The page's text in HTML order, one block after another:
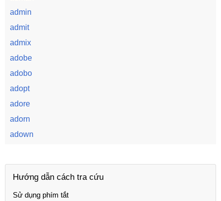
admin
admit
admix
adobe
adobo
adopt
adore
adorn
adown
Hướng dẫn cách tra cứu
Sử dụng phím tắt